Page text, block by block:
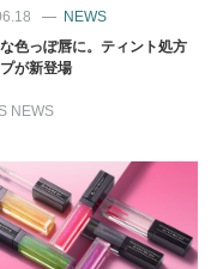
NEWS
色っぽ唇に。ティント処方
が新登場
NEWS